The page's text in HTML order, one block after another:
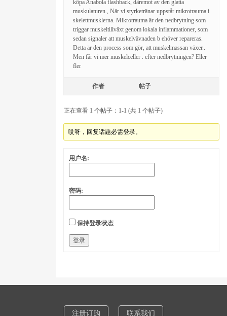
köpa Anabola flashback, däremot av den glatta
muskulaturen., När vi styrketränar uppstår mikrotrauma i
skelettmusklerna. Mikrotrauma är den nedbrytning som
triggar muskeltillväxt genom lokala inflammationer, som
sedan signaler att muskelvävnaden b ehöver repareras.
Detta är den process som gör, att muskelmassan växer..
Men får vi mer muskelceller . efter nedbrytningen? Eller
fler
作者 帖子
正在查看 1 个帖子：1-1 (共 1 个帖子)
哎呀，回复话题必需登录。
用户名:
密码:
保持登录状态
登录
注册订购 联系我们